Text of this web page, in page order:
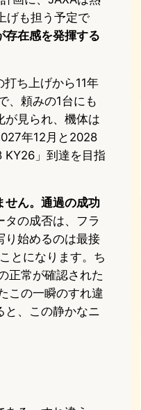
げも担う予定で
存在感を発揮する
ち上げから11年
、頼みの1台にも
が見られ、機体は
年12月と2028
KY26」到達を目指
せん。通過の成功
の成否は、フラ
り始めるのは最接
とになります。ち
正常が確認された
この一瞬のすれ違
と、この静かなニ